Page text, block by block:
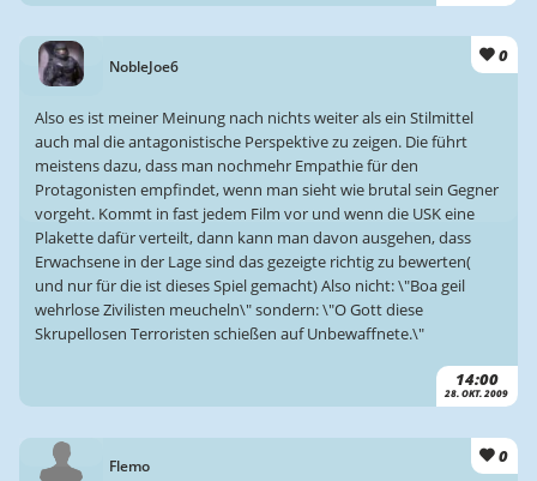
NobleJoe6
0
14:00
28. OKT. 2009
Also es ist meiner Meinung nach nichts weiter als ein Stilmittel
auch mal die antagonistische Perspektive zu zeigen. Die führt
meistens dazu, dass man nochmehr Empathie für den
Protagonisten empfindet, wenn man sieht wie brutal sein Gegner
vorgeht. Kommt in fast jedem Film vor und wenn die USK eine
Plakette dafür verteilt, dann kann man davon ausgehen, dass
Erwachsene in der Lage sind das gezeigte richtig zu bewerten(
und nur für die ist dieses Spiel gemacht) Also nicht: \"Boa geil
wehrlose Zivilisten meucheln\" sondern: \"O Gott diese
Skrupellosen Terroristen schießen auf Unbewaffnete.\"
Flemo 0